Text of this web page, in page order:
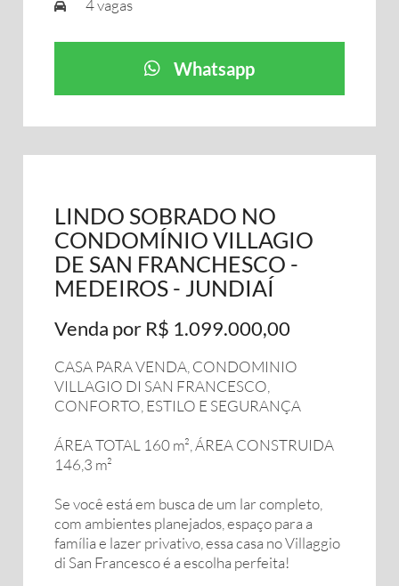
4 vagas
Whatsapp
LINDO SOBRADO NO
CONDOMÍNIO VILLAGIO
DE SAN FRANCHESCO -
MEDEIROS - JUNDIAÍ
Venda por R$ 1.099.000,00
CASA PARA VENDA, CONDOMINIO
VILLAGIO DI SAN FRANCESCO,
CONFORTO, ESTILO E SEGURANÇA
ÁREA TOTAL 160 m², ÁREA CONSTRUIDA
146,3 m²
Se você está em busca de um lar completo,
com ambientes planejados, espaço para a
família e lazer privativo, essa casa no Villaggio
di San Francesco é a escolha perfeita!